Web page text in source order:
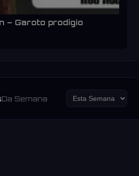
– Garoto prodígio
Da Semana